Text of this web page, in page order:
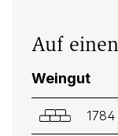
Auf
Weingut
1784